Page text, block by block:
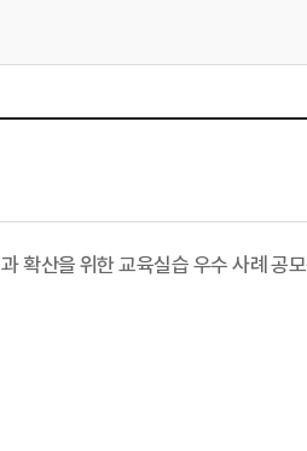
확산을 위한 교육실습 우수 사례 공